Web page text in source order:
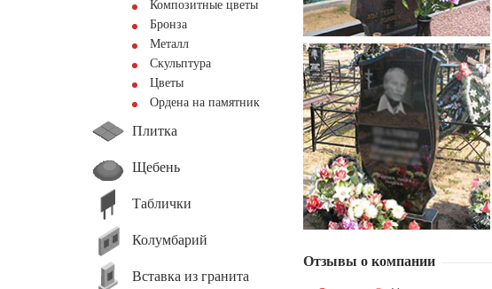
Композитные цветы
Бронза
Металл
Скульптура
Цветы
Ордена на памятник
Плитка
Щебень
Таблички
Колумбарий
Вставка из гранита
Отзывы о компании